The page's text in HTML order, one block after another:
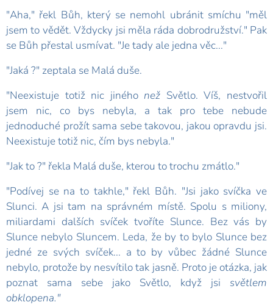
"Aha," řekl Bůh, který se nemohl ubránit smíchu "měl
jsem to vědět. Vždycky jsi měla ráda dobrodružství." Pak
se Bůh přestal usmívat. "Je tady ale jedna věc..."
"Jaká ?" zeptala se Malá duše.
"Neexistuje totiž nic jinéhonež Světlo. Víš, nestvořil
jsem nic, co bys nebyla, a tak pro tebe nebude
jednoduché prožít sama sebe takovou, jakou opravdu jsi.
Neexistuje totiž nic, čím bys nebyla."
"Jak to ?" řekla Malá duše, kterou to trochu zmátlo."
"Podívej se na to takhle," řekl Bůh. "Jsi jako svíčka ve
Slunci. A jsi tam na správném místě. Spolu s miliony,
miliardami dalších svíček tvoříte Slunce. Bez vás by
Slunce nebylo Sluncem. Leda, že by to bylo Slunce bez
jedné ze svých svíček... a to by vůbec žádné Slunce
nebylo, protože by nesvítilo tak jasně. Proto je otázka, jak
poznat sama sebe jako Světlo, když jsi světlem
obklopena."